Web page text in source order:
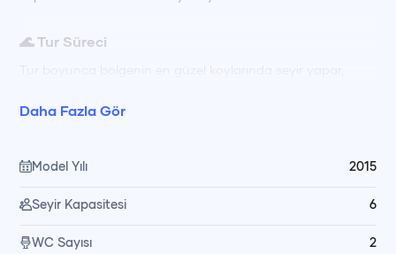
🌊 Tur Süreci
edilir. Akşam saatlerinde gün batımı manzarası eşliğinde
keyifli vakit geçirir, gece denize girme ve yıldızları izleyerek
Daha Fazla Gör
Model Yılı 2015
Seyir Kapasitesi 6
WC Sayısı 2